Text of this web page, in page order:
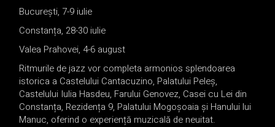
București, 7-9 iulie
Constanța, 28-30 iulie
Valea Prahovei, 4-6 august
Ritmurile de jazz vor completa armonios splendoarea
istorica a Castelului Cantacuzino, Palatului Peleș,
Castelului Iulia Hasdeu, Farului Genovez, Casei cu Lei din
Constanța, Rezidența 9, Palatului Mogoșoaia și Hanului lui
Manuc, oferind o experiență muzicală de neuitat.